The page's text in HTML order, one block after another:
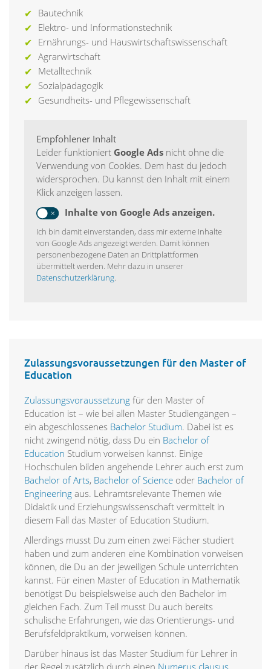
Bautechnik
Elektro- und Informationstechnik
Ernährungs- und Hauswirtschaftswissenschaft
Agrarwirtschaft
Metalltechnik
Sozialpädagogik
Gesundheits- und Pflegewissenschaft
Empfohlener Inhalt
Leider funktioniert Google Ads nicht ohne die
Verwendung von Cookies. Dem hast du jedoch
widersprochen. Du kannst den Inhalt mit einem
Klick anzeigen lassen.
Inhalte von Google Ads anzeigen.
Ich bin damit einverstanden, dass mir externe Inhalte
von Google Ads angezeigt werden. Damit können
personenbezogene Daten an Drittplattformen
übermittelt werden. Mehr dazu in unserer
Datenschutzerklärung.
Zulassungsvoraussetzungen für den Master of
Education
Zulassungsvoraussetzung für den Master of
Education ist – wie bei allen Master Studiengängen –
ein abgeschlossenes Bachelor Studium. Dabei ist es
nicht zwingend nötig, dass Du ein Bachelor of
Education Studium vorweisen kannst. Einige
Hochschulen bilden angehende Lehrer auch erst zum
Bachelor of Arts, Bachelor of Science oder Bachelor of
Engineering aus. Lehramtsrelevante Themen wie
Didaktik und Erziehungswissenschaft vermittelt in
diesem Fall das Master of Education Studium.
Allerdings musst Du zum einen zwei Fächer studiert
haben und zum anderen eine Kombination vorweisen
können, die Du an der jeweiligen Schule unterrichten
kannst. Für einen Master of Education in Mathematik
benötigst Du beispielsweise auch den Bachelor im
gleichen Fach. Zum Teil musst Du auch bereits
schulische Erfahrungen, wie das Orientierungs- und
Berufsfeldpraktikum, vorweisen können.
Darüber hinaus ist das Master Studium für Lehrer in